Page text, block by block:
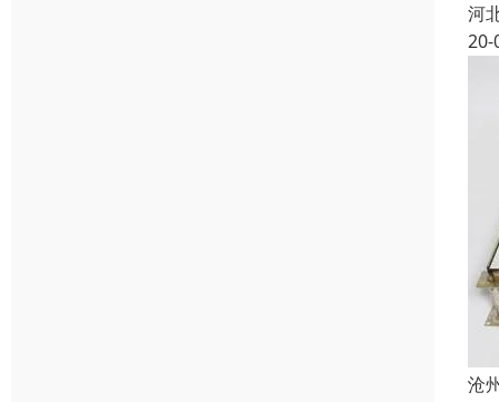
河
20-
沧